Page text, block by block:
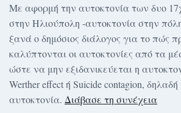
Log in
Με αφορμή την αυτοκτονία των δυο
στην Ηλιούπολη -αυτοκτονία στην
ξανά ο δημόσιος διάλογος για το πώς
καλύπτονται οι αυτοκτονίες από τα
ώστε να μην εξιδανικεύεται η
Werther effect ή Suicide contagion, δηλαδή
αυτοκτονία. Διάβασε τη συνέχεια